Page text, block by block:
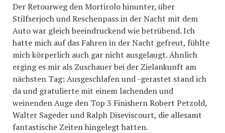
Der Retourweg den Mortirolo hinunter, über
Stilfserjoch und Reschenpass in der Nacht mit dem
Auto war gleich beeindruckend wie betrübend. Ich
hatte mich auf das Fahren in der Nacht gefreut, fühlte
mich körperlich auch gar nicht ausgelaugt. Ähnlich
erging es mir als Zuschauer bei der Zielankunft am
nächsten Tag: Ausgeschlafen und -gerastet stand ich
da und gratulierte mit einem lachenden und
weinenden Auge den Top 3 Finishern Robert Petzold,
Walter Sageder und Ralph Diseviscourt, die allesamt
fantastische Zeiten hingelegt hatten.